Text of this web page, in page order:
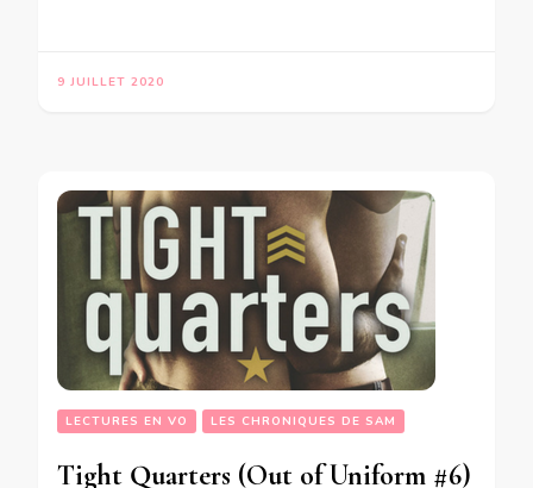
9 JUILLET 2020
LECTURES EN VO LES CHRONIQUES DE SAM
Tight Quarters (Out of Uniform #6)